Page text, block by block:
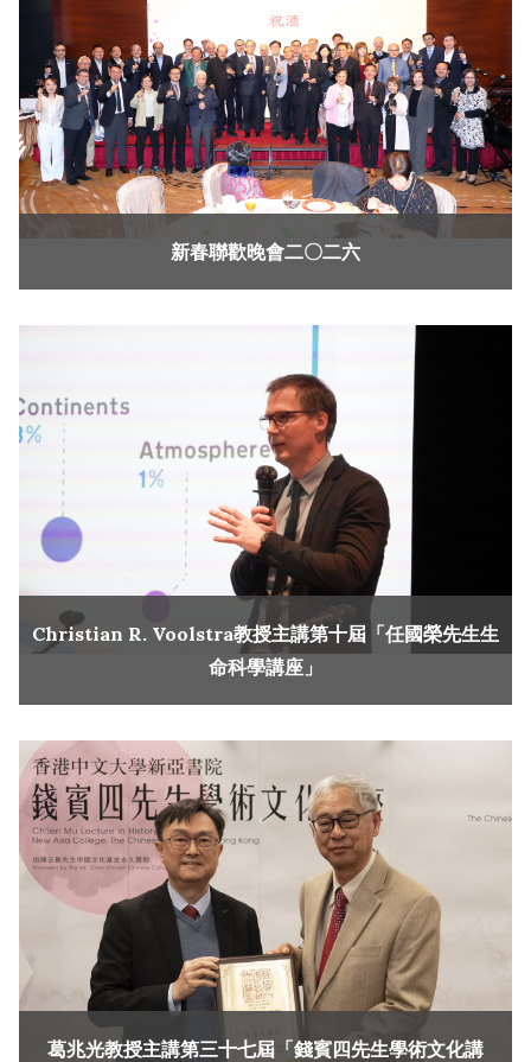
新春聯歡晚會二〇二六
Christian R. Voolstra教授主講第十屆「任國榮先生生
命科學講座」
葛兆光教授主講第三十七屆「錢賓四先生學術文化講